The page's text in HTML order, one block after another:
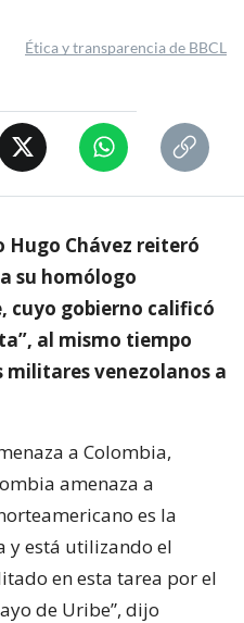
Ética y transparencia de BBCL
Hugo Chávez reiteró
su homólogo
cuyo gobierno calificó
al mismo tiempo
militares venezolanos a
a Colombia,
amenaza a
es la
y está utilizando el
en esta tarea por el
de Uribe”, dijo